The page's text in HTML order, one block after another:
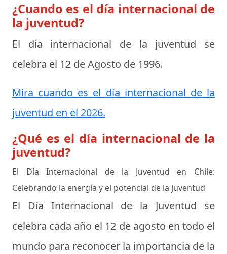
¿Cuando es el día internacional de
la juventud?
El día internacional de la juventud se
celebra el 12 de Agosto de 1996.
Mira cuando es el día internacional de la
juventud en el 2026.
¿Qué es el día internacional de la
juventud?
El Día Internacional de la Juventud en Chile:
Celebrando la energía y el potencial de la juventud
El Día Internacional de la Juventud se
celebra cada año el 12 de agosto en todo el
mundo para reconocer la importancia de la